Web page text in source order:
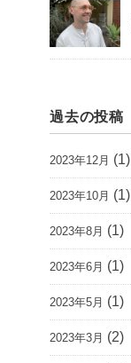
過去の投稿
2023年12月 (1)
2023年10月 (1)
2023年8月 (1)
2023年6月 (1)
2023年5月 (1)
2023年3月 (2)